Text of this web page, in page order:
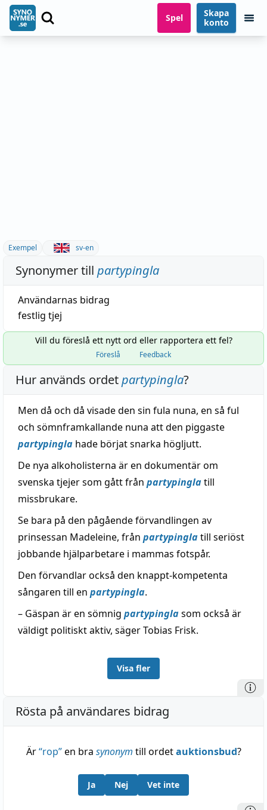
Spel
Skapa
konto
Exempel sv-en
Synonymer till partypingla
Användarnas bidrag
festlig tjej
Vill du föreslå ett nytt ord eller rapportera ett fel?
Föreslå Feedback
Hur används ordetpartypingla?
Men då och då visade den sin fula nuna, en så ful
och sömnframkallande nuna att den piggaste
partypingla hade börjat snarka högljutt.
De nya alkoholisterna är en dokumentär om
svenska tjejer som gått från partypinglatill
missbrukare.
Se bara på den pågående förvandlingen av
prinsessan Madeleine, från partypinglatill seriöst
jobbande hjälparbetare i mammas fotspår.
Den förvandlar också den knappt-kompetenta
sångaren till en partypingla.
– Gäspan är en sömnig partypinglasom också är
väldigt politiskt aktiv, säger Tobias Frisk.
Visa fler
Rösta på användares bidrag
Är“rop”en bra synonym till ordetauktionsbud?
Ja Nej Vet inte